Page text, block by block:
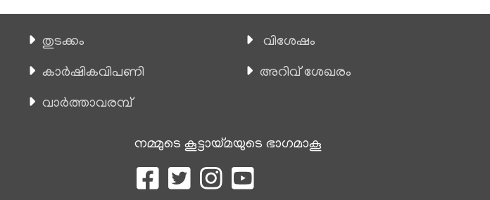
തുടക്കം
കാ‍ർഷികവിപണി
വാര്‍ത്താവരമ്പ്
വിശേഷം
അറിവ് ശേഖരം
നമ്മുടെ കൂട്ടായ്മയുടെ ഭാഗമാകൂ